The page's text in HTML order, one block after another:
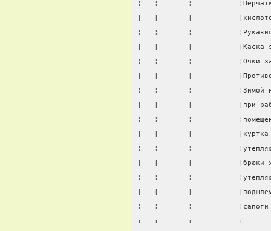
¦   ¦       ¦
¦   ¦       ¦
¦   ¦       ¦           ¦Рукавицы
¦   ¦       ¦           ¦Каска
¦   ¦       ¦           ¦Очки
¦   ¦       ¦
¦   ¦       ¦           ¦Зимой
¦   ¦       ¦           ¦при
¦   ¦       ¦
¦   ¦       ¦           ¦куртка
¦   ¦       ¦
¦   ¦       ¦           ¦брюки
¦   ¦       ¦
¦   ¦       ¦
¦   ¦       ¦           ¦сапоги
+---+-------+-----------